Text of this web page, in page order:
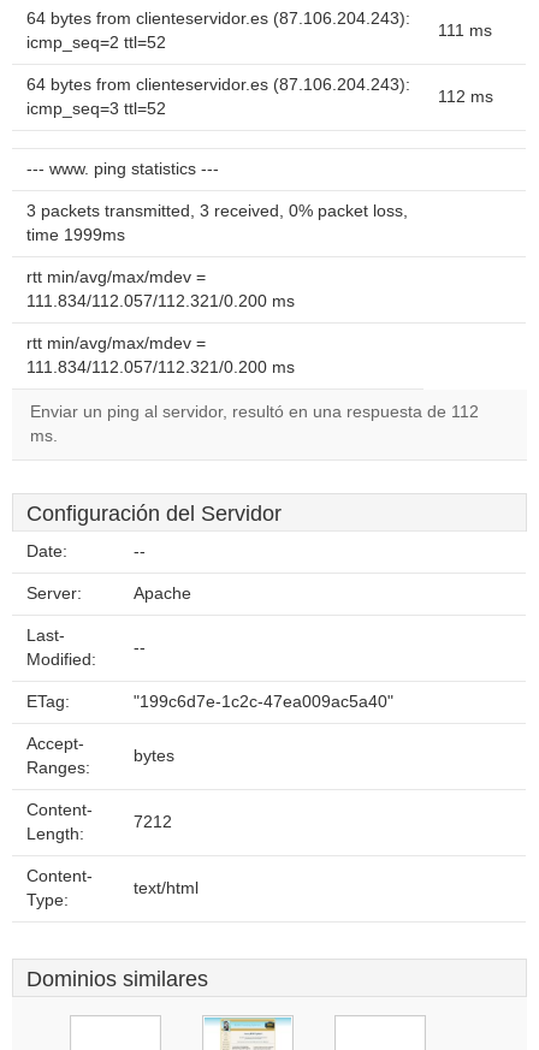
64 bytes from clienteservidor.es (87.106.204.243):
icmp_seq=2 ttl=52
111 ms
64 bytes from clienteservidor.es (87.106.204.243):
icmp_seq=3 ttl=52
112 ms
--- www. ping statistics ---
3 packets transmitted, 3 received, 0% packet loss,
time 1999ms
rtt min/avg/max/mdev =
111.834/112.057/112.321/0.200 ms
rtt min/avg/max/mdev =
111.834/112.057/112.321/0.200 ms
Enviar un ping al servidor, resultó en una respuesta de 112
ms.
Configuración del Servidor
Date: --
Server: Apache
Last-
Modified:
--
ETag: "199c6d7e-1c2c-47ea009ac5a40"
Accept-
Ranges:
bytes
Content-
Length:
7212
Content-
Type:
text/html
Dominios similares